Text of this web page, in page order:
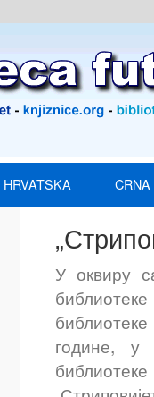
HRVATSKA
У оквиру
године, у